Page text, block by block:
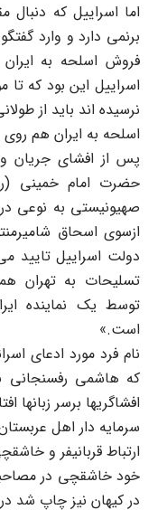
اما اسراییل که
برنمی دارد و وارد
فروش اسلحه به
اسراییل این بود که
نرسیده اند باید از
اسلحه به ایران هم روی
پس از افشای جریان
حضرت امام خمینی
صهیونیستی به نوعی در
ازسوی اسحاق
دولت اسراییل تایید
تسلیحات به تهران
توسط یک نماینده
است.»
نام فرد مورد ادعای
که هاشمی رفسنجانی
افشاگریها برسر زبانها
سرمایه دار اهل
ارتباط قربانیفر و
در کیهان نیز چاپ شد